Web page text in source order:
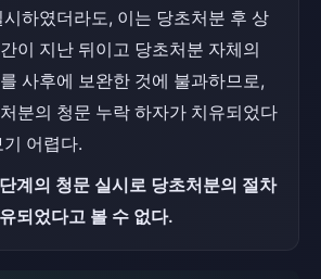
시하였더라도, 이는 당초처분 후 상
이 지난 뒤이고 당초처분 자체의
사후에 보완한 것에 불과하므로,
분의 청문 누락 하자가 치유되었다
기 어렵다.
계의 청문 실시로 당초처분의 절차
되었다고 볼 수 없다.